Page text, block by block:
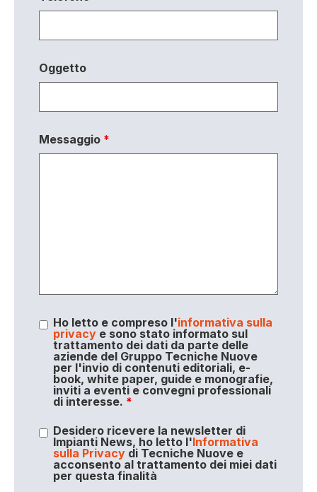
Oggetto
Messaggio *
Ho letto e compreso l'informativa sulla
privacye sono stato informato sul
trattamento dei dati da parte delle
aziende del Gruppo Tecniche Nuove
per l'invio di contenuti editoriali, e-
book, white paper, guide e monografie,
inviti a eventi e convegni professionali
di interesse. *
Desidero ricevere la newsletter di
Impianti News, ho letto l'Informativa
sulla Privacydi Tecniche Nuove e
acconsento al trattamento dei miei dati
per questa finalità